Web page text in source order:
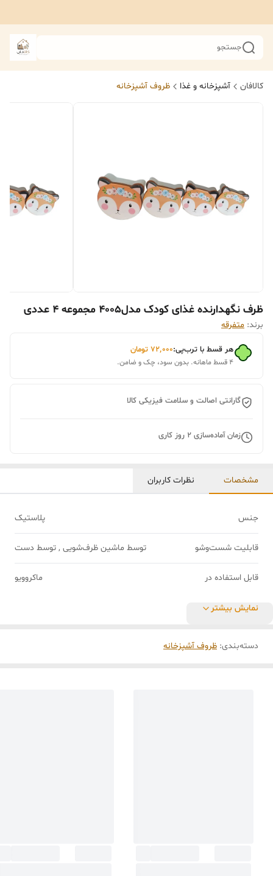
جستجو
کالافان آشپزخانه و غذا ظروف آشپزخانه
ظرف نگهدارنده غذای کودک مدل4005 مجموعه 4 عددی
برند: متفرقه
هر قسط با ترب‌پی:۷۲٬۰۰۰ تومان
۴ قسط ماهانه. بدون سود، چک و ضامن.
گارانتی اصالت و سلامت فیزیکی کالا
زمان آماده‌سازی 2 روز کاری
مشخصات نظرات کاربران
جنس پلاستیک
قابلیت شست‌وشو توسط ماشین ظرف‌شویی , توسط دست
قابل استفاده در ماکروویو
نمایش بیشتر
دسته‌بندی: ظروف آشپزخانه